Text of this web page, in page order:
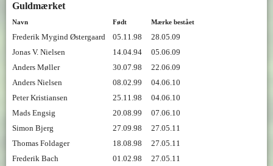
Guldmærket
Navn Født Mærke bestået
Frederik Mygind Østergaard 05.11.98
28.05.09
Jonas V. Nielsen
14.04.94
05.06.09
Anders Møller
30.07.98
22.06.09
Anders Nielsen
08.02.99
04.06.10
Peter Kristiansen
25.11.98
04.06.10
Mads Engsig
20.08.99
07.06.10
Simon Bjerg
27.09.98
27.05.11
Thomas Foldager
18.08.98
27.05.11
Frederik Bach
01.02.98
27.05.11